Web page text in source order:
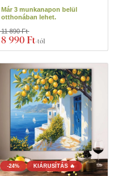
Már 3 munkanapon belül
otthonában lehet.
8 990 Ft-tól
11 890 Ft
-24% KIÁRUSÍTÁS 🔥